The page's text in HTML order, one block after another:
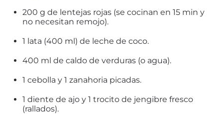
200 g de lentejas rojas (se cocinan en 15 min y
no necesitan remojo).
1 lata (400 ml) de leche de coco.
400 ml de caldo de verduras (o agua).
1 cebolla y 1 zanahoria picadas.
1 diente de ajo y 1 trocito de jengibre fresco
(rallados).